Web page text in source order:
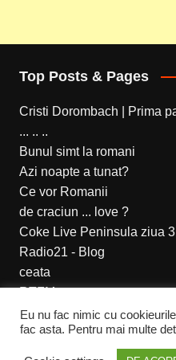
Top Posts & Pages
Cristi Dorombach | Prima
... .. ..
Bunul simt la romani
Azi noapte a tunat?
Ce vor Romanii
de craciun ... love ?
Coke Live Peninsula ziua 3
Radio21 - Blog
ceata
RTFM
Eu nu fac nimic cu
fac asta. Pentru mai multe